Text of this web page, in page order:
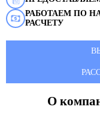
РАБОТАЕМ ПО
РАСЧЕТУ
О